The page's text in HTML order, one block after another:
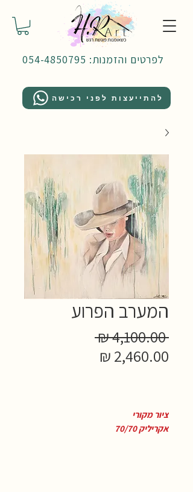
לפרטים והזמנות: 054-4850795
להתייעצות לפני רכישה
המערב הפרוע
‏4,100.00 ‏₪
מחיר
ציור מקורי
אקריליק 70/70